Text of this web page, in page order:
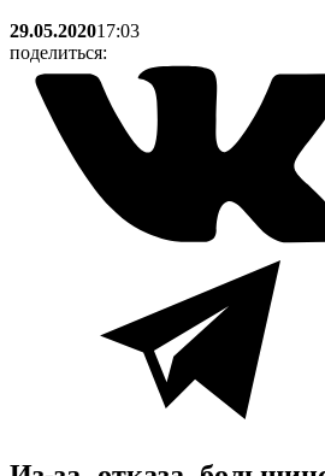
29.05.202017:03
поделиться: